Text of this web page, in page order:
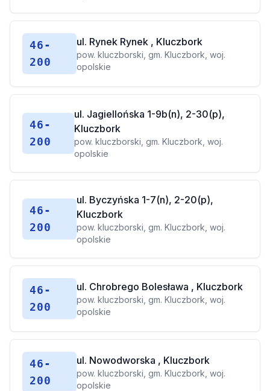
46-
200
ul. Rynek Rynek , Kluczbork
pow. kluczborski, gm. Kluczbork, woj.
opolskie
46-
200
ul. Jagiellońska 1-9b(n), 2-30(p),
Kluczbork
pow. kluczborski, gm. Kluczbork, woj.
opolskie
46-
200
ul. Byczyńska 1-7(n), 2-20(p),
Kluczbork
pow. kluczborski, gm. Kluczbork, woj.
opolskie
46-
200
ul. Chrobrego Bolesława , Kluczbork
pow. kluczborski, gm. Kluczbork, woj.
opolskie
46-
200
ul. Nowodworska , Kluczbork
pow. kluczborski, gm. Kluczbork, woj.
opolskie